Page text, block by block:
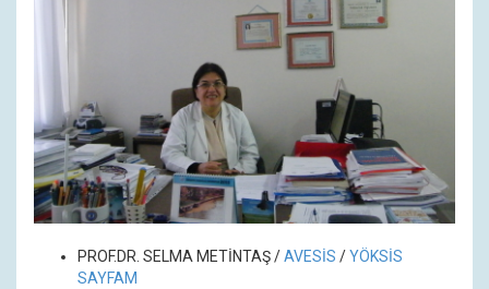
PROF.DR. SELMA METİNTAŞ /AVESİS /YÖKSİS
SAYFAM